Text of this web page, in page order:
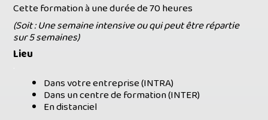
Cette formation à une durée de 70 heures
(Soit : Une semaine intensive ou qui peut être répartie
sur 5 semaines)
Lieu
Dans votre entreprise (INTRA)
Dans un centre de formation (INTER)
En distanciel